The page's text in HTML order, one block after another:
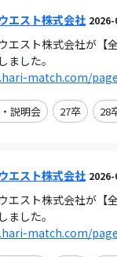
エスト株式会社
エスト株式会社が【
ました。
match.com/
説明会 27卒 28
エスト株式会社
エスト株式会社が【
ました。
match.com/